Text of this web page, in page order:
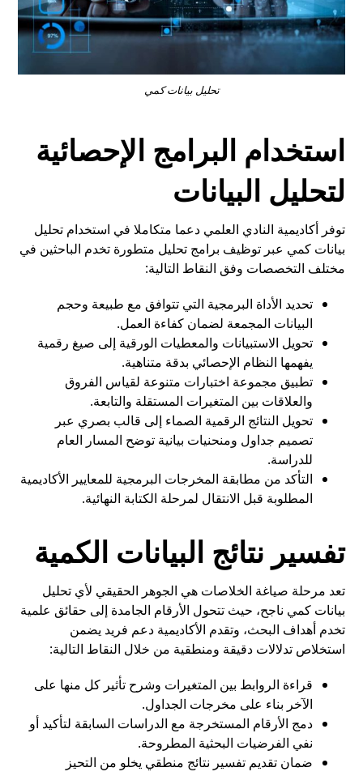
تحليل بيانات كمي
استخدام البرامج الإحصائية
لتحليل البيانات
توفر أكاديمية النادي العلمي دعما متكاملا في استخدام تحليل
بيانات كمي عبر توظيف برامج تحليل متطورة تخدم الباحثين في
مختلف التخصصات وفق النقاط التالية:
تحديد الأداة البرمجية التي تتوافق مع طبيعة وحجم
البيانات المجمعة لضمان كفاءة العمل.
تحويل الاستبيانات والمعطيات الورقية إلى صيغ رقمية
يفهمها النظام الإحصائي بدقة متناهية.
تطبيق مجموعة اختبارات متنوعة لقياس الفروق
والعلاقات بين المتغيرات المستقلة والتابعة.
تحويل النتائج الرقمية الصماء إلى قالب بصري عبر
تصميم جداول ومنحنيات بيانية توضح المسار العام
للدراسة.
التأكد من مطابقة المخرجات البرمجية للمعايير الأكاديمية
المطلوبة قبل الانتقال لمرحلة الكتابة النهائية.
تفسير نتائج البيانات الكمية
تعد مرحلة صياغة الخلاصات هي الجوهر الحقيقي لأي تحليل
بيانات كمي ناجح، حيث تتحول الأرقام الجامدة إلى حقائق علمية
تخدم أهداف البحث، وتقدم الأكاديمية دعم فريد يضمن
استخلاص تدلالات دقيقة ومنطقية من خلال النقاط التالية:
قراءة الروابط بين المتغيرات وشرح تأثير كل منها على
الآخر بناء على مخرجات الجداول.
دمج الأرقام المستخرجة مع الدراسات السابقة لتأكيد أو
نفي الفرضيات البحثية المطروحة.
ضمان تقديم تفسير نتائج منطقي يخلو من التحيز